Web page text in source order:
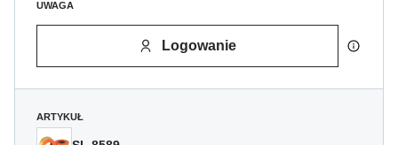
UWAGA
Logowanie
ARTYKUŁ